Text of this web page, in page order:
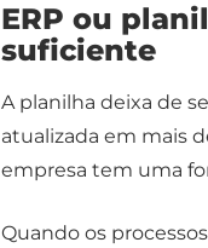
ERP ou
suficiente
A planilha deixa de
atualizada em mais
empresa tem uma
Quando os